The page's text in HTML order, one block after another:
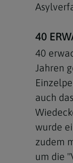
40
40
Jahren
auch
wurde
zudem
um die